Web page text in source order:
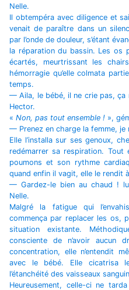
Nelle.
Il obtempéra avec diligence et
venait de paraître dans un
par l’onde de douleur, s’étant
la réparation du bassin. Les os
écartés, meurtrissant les
hémorragie qu’elle colmata
temps.
— Aila, le bébé, il ne crie pas, ça
Hector.
« Non, pas tout ensemble ! »,
— Prenez en charge la femme, je
Elle l’installa sur ses genoux,
redémarrer sa respiration.
poumons et son rythme
quand enfin il vagit, elle le rendit
— Gardez-le bien au chaud !
Nelle.
Malgré la fatigue qui
commença par replacer les os,
situation existante.
consciente de n’avoir aucun
concentration, elle n’entendit
avec le bébé. Elle cicatrisa
l’étanchéité des vaisseaux
Heureusement, celle-ci ne